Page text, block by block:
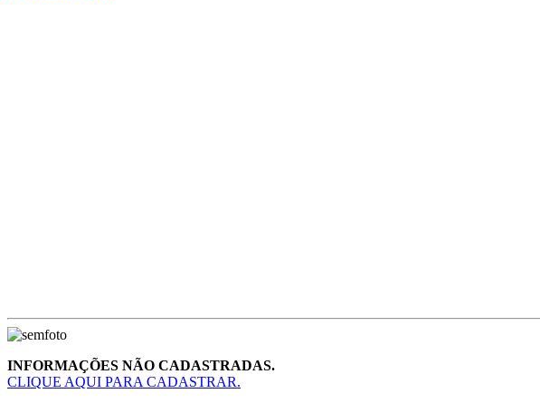
INFORMAÇÕES NÃO CADASTRADAS.
CLIQUE AQUI PARA CADASTRAR.